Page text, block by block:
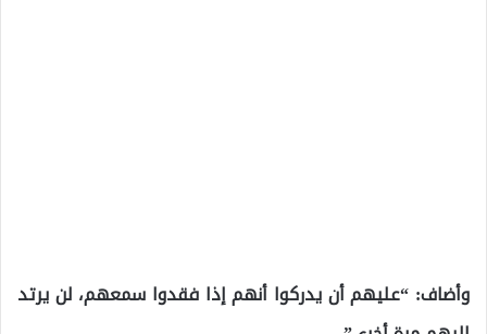
وأضاف: “عليهم أن يدركوا أنهم إذا فقدوا سمعهم، لن يرتد